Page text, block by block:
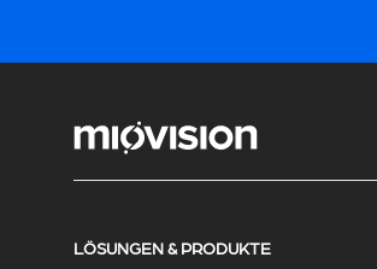
LÖSUNGEN & PRODUKTE